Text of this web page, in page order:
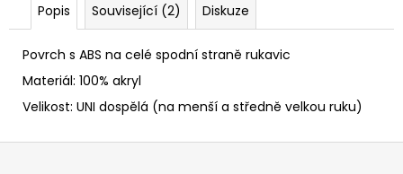
Popis Související (2) Diskuze
Povrch s ABS na celé spodní straně rukavic
Materiál: 100% akryl
Velikost: UNI dospělá (na menší a středně velkou ruku)
SPACÍ
ČEPICE
TUČŇÁK
149
Kč
Z